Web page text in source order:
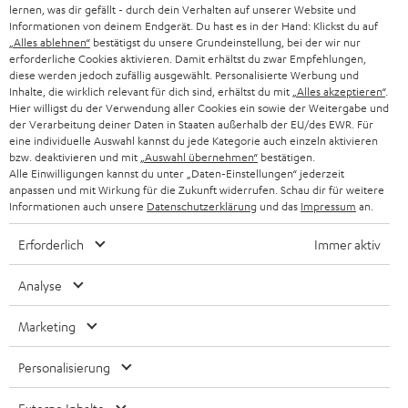
SMART HOME
BLUETOOTH-LAUTSPRECHER
KOPFHÖRER
BLUETOOTH-KOPFHÖRER
STEREOANLAGEN
LAUTSPRECHER
ULTIMA-SERIE
IN-EAR-KOPFHÖRER
FANSHOP
NEUHEITEN
GESCHÄFTSKUNDEN
PARTNERPROGRAMM
BLOG
NEWSLETTER
STORES
DEINE VORTEILE BEI TEUFEL
UNSER MANAGEMENT
NACHHALTIGKEIT
UNSERE WERTE
SCHWEIZ
NIEDERLANDE
BELGIEN
FRANKREICH
POLEN
SPANIEN
ITALIEN
Technische Änderungen, Tippfehler und Irrtum vorbehalten. Das auf unseren
Fotos abgebildete Zubehör ist nicht im Lieferumfang enthalten. Etwaige
lernen, was dir gefällt - durch dein Verhalten auf unserer Website und
Informationen von deinem Endgerät. Du hast es in der Hand: Klickst du auf
„Alles ablehnen“ bestätigst du unsere Grundeinstellung, bei der wir nur
erforderliche Cookies aktivieren. Damit erhältst du zwar Empfehlungen,
diese werden jedoch zufällig ausgewählt. Personalisierte Werbung und
Inhalte, die wirklich relevant für dich sind, erhältst du mit „Alles akzeptieren“.
Hier willigst du der Verwendung aller Cookies ein sowie der Weitergabe und
der Verarbeitung deiner Daten in Staaten außerhalb der EU/des EWR. Für
eine individuelle Auswahl kannst du jede Kategorie auch einzeln aktivieren
bzw. deaktivieren und mit „Auswahl übernehmen“ bestätigen.
Alle Einwilligungen kannst du unter „Daten-Einstellungen“ jederzeit
anpassen und mit Wirkung für die Zukunft widerrufen. Schau dir für weitere
Informationen auch unsere Datenschutzerklärung und das Impressum an.
Erforderlich Immer aktiv
Analyse
Marketing
Personalisierung